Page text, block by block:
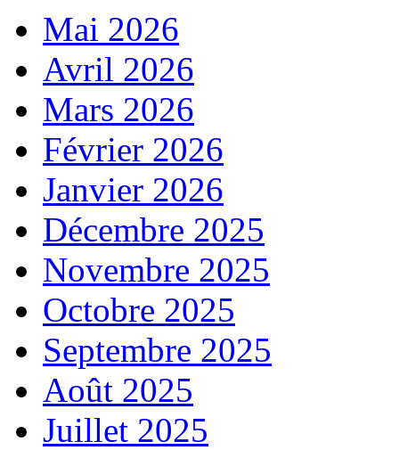
Mai 2026
Avril 2026
Mars 2026
Février 2026
Janvier 2026
Décembre 2025
Novembre 2025
Octobre 2025
Septembre 2025
Août 2025
Juillet 2025